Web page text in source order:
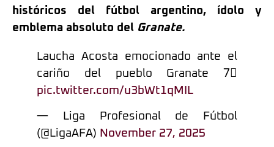
históricos del fútbol argentino, ídolo y
emblema absoluto del Granate.
Laucha Acosta emocionado ante el
cariño del pueblo Granate 7⃣
pic.twitter.com/u3bWt1qMIL
— Liga Profesional de Fútbol
(@LigaAFA) November 27, 2025